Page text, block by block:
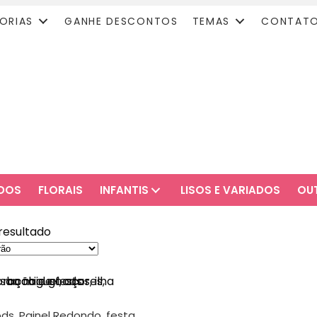
GANHE DESCONTOS TEMAS
FLORAIS INFANTIS LISOS E VARIADOS